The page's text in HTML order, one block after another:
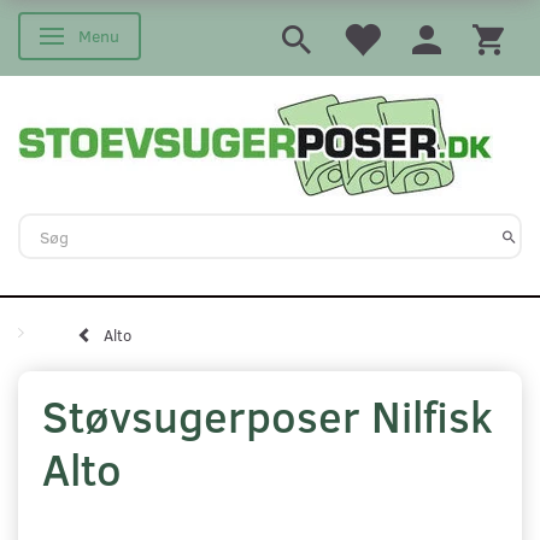
Skifte navigation
Menu
Alto
Støvsugerposer Nilfisk
Alto